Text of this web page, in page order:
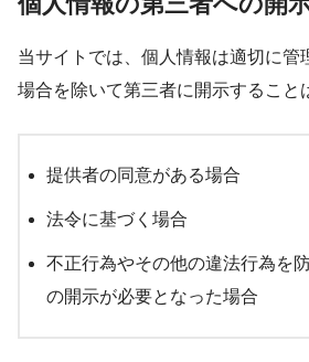
当サイトでは、個人情報は適切に管
場合を除いて第三者に開示すること
提供者の同意がある場合
法令に基づく場合
不正行為やその他の違法行為を
の開示が必要となった場合